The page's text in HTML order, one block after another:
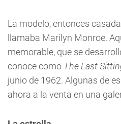
La modelo, entonces
llamaba Marilyn Monroe.
memorable, que se
conoce como The Last
junio de 1962. Algunas de
ahora a la venta en una